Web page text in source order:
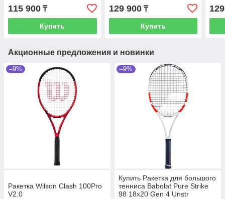
115 900 ₸
Купить
129 900₸
Купить
Акционные предложения и новинки
–9%
Ракетка Wilson Clash 100Pro
V2.0
–9%
Купить Ракетка для большого
тенниса Babolat Pure Strike
98 18x20 Gen 4 Unstr